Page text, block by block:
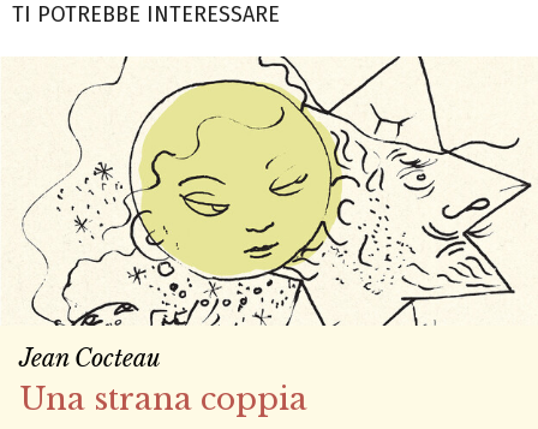
TI POTREBBE INTERESSARE
Jean Cocteau
Una strana coppia